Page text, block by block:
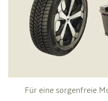
Für eine sorgenfreie